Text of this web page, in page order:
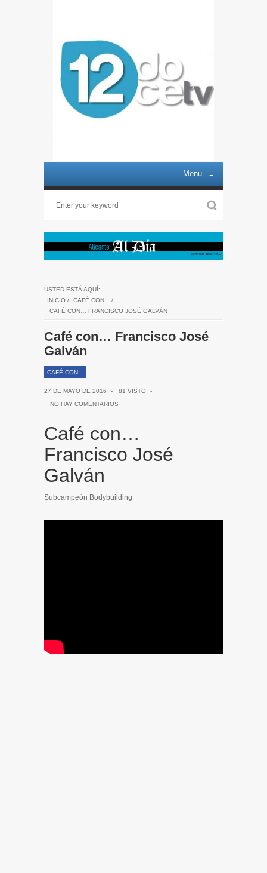
Menu ≡
USTED ESTÁ AQUÍ:
INICIO / CAFÉ CON...
/
CAFÉ CON… FRANCISCO JOSÉ GALVÁN
Café con… Francisco José
Galván
CAFÉ CON...
27 DE MAYO DE 2016 - 81 VISTO
-
NO HAY COMENTARIOS
Café con…
Francisco José
Galván
Subcampeón Bodybuilding